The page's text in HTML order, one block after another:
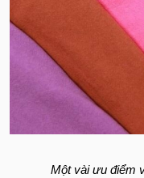
Một vài ưu điểm